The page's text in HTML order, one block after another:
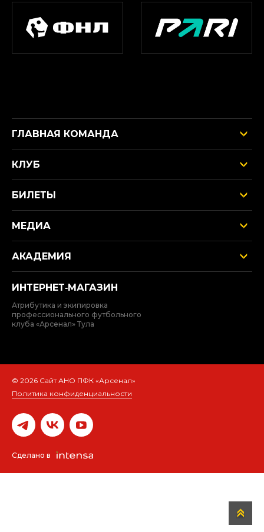
ГЛАВНАЯ КОМАНДА
КЛУБ
БИЛЕТЫ
МЕДИА
АКАДЕМИЯ
ИНТЕРНЕТ‑МАГАЗИН
Атрибутика и экипировка
профессионального футбольного
клуба «Арсенал» Тула
© 2026 Сайт АНО ПФК «Арсенал»
Политика конфиденциальности
Сделано в